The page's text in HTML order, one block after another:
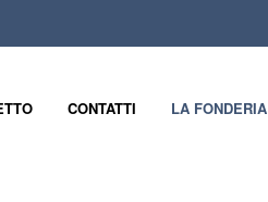
CONTATTI LA FONDERIA